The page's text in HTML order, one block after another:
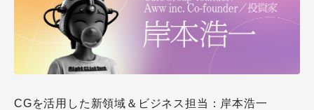
CGを活用した新領域＆ビジネス担当：岸本浩一